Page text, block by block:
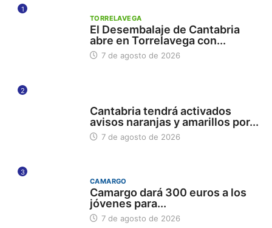
1
TORRELAVEGA
El Desembalaje de Cantabria
abre en Torrelavega con...
7 de agosto de 2026
2
Cantabria tendrá activados
avisos naranjas y amarillos por...
7 de agosto de 2026
3
CAMARGO
Camargo dará 300 euros a los
jóvenes para...
7 de agosto de 2026